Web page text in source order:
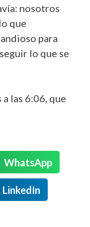
nosotros
que
para
lo que se
las 6:06, que
WhatsApp
LinkedIn